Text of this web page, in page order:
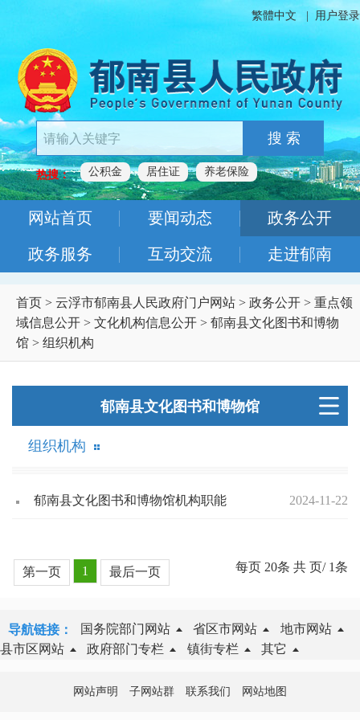
繁體中文 用户登录
搜 索
热搜： 公积金 居住证 养老保险
网站首页 要闻动态 政务公开
政务服务 互动交流 走进郁南
首页 > 云浮市郁南县人民政府门户网站 > 政务公开 > 重点领
域信息公开 > 文化机构信息公开 > 郁南县文化图书和博物
馆 > 组织机构
郁南县文化图书和博物馆
组织机构
郁南县文化图书和博物馆机构职能 2024-11-22
第一页 1 最后一页 每页 20条 共 页/ 1条
导航链接： 国务院部门网站 省区市网站
地市网站
县市区网站
政府部门专栏 镇街专栏 其它
网站声明 子网站群 联系我们 网站地图